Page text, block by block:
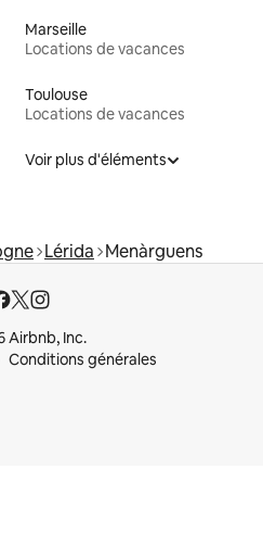
Marseille
Locations de vacances
Toulouse
Locations de vacances
Voir plus d'éléments
Lérida Menàrguens
Airbnb, Inc.
Conditions générales